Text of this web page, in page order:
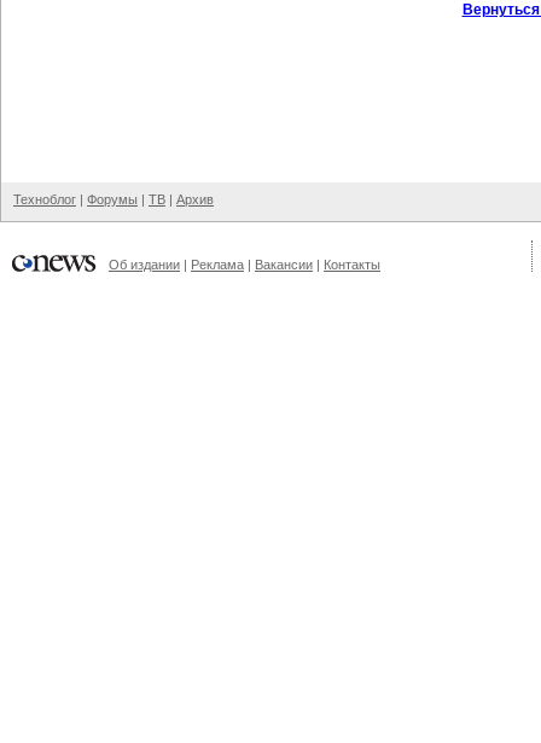
Техноблог | Форумы | ТВ | Архив
Об издании | Реклама | Вакансии | Контакты